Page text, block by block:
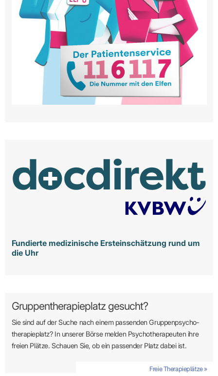
Fundierte medizinische Ersteinschätzung rund um
die Uhr
Gruppentherapieplatz gesucht?
Sie sind auf der Suche nach einem passenden Gruppen­psycho­
therapie­platz? In unserer Börse melden Psycho­­thera­­peuten ihre
freien Plätze. Schauen Sie, ob ein passender Platz dabei ist.
Freie Therapieplätze »